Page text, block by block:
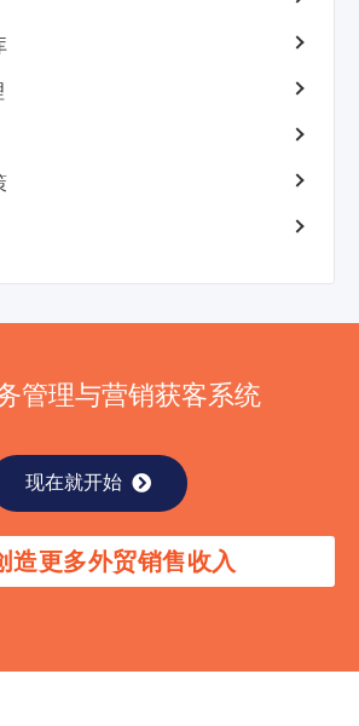
管理与营销获客系统
现在就开始
造更多外贸销售收入